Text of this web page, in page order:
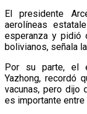
El presidente
aerolíneas
esperanza y pidió
bolivianos, señala
Por su parte, el
Yazhong, recordó
vacunas, pero dijo
es importante entre